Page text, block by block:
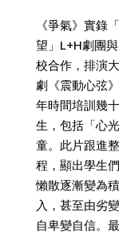
《爭氣》實錄
望」L+H劇團
校合作，排演
劇《震動心弦
年時間培訓幾
生，包括「心
童。此片跟進
程，顯出學生
懶散逐漸變為
入，甚至由劣
自卑變自信。